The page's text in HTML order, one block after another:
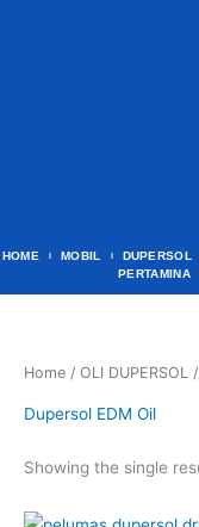
HOME MOBIL DUPERSOL
PERTAMINA
Home / OLI DUPERSOL
Dupersol EDM Oil
Showing the single